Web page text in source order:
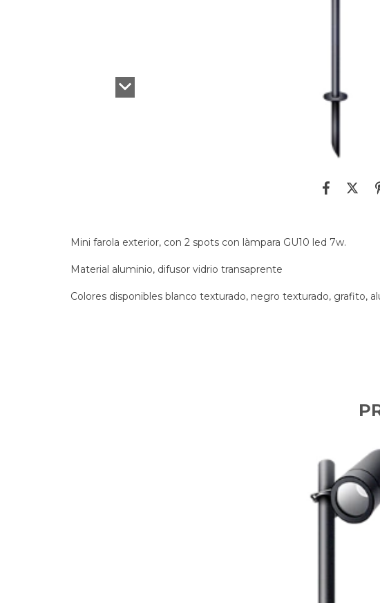
Mini farola exterior, con 2 spots con làmpara GU10 led 7w.
Material aluminio, difusor vidrio transaprente
Colores disponibles blanco texturado, negro texturado, grafito,